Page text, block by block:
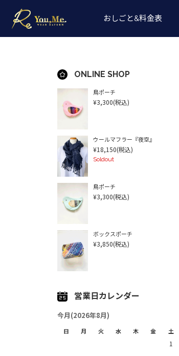
おしごと&料金表
ONLINE SHOP
鳥ポーチ
¥3,300(税込)
ウールマフラー『夜空』
¥18,150(税込)
Soldout
鳥ポーチ
¥3,300(税込)
ボックスポーチ
¥3,850(税込)
営業日カレンダー
今月(2026年8月)
日 月 火 水 木 金 土
1